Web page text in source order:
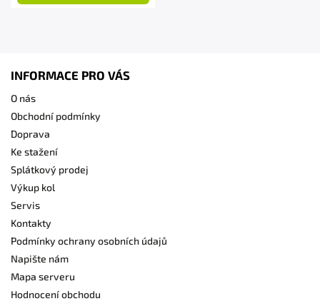
INFORMACE PRO VÁS
O nás
Obchodní podmínky
Doprava
Ke stažení
Splátkový prodej
Výkup kol
Servis
Kontakty
Podmínky ochrany osobních údajů
Napište nám
Mapa serveru
Hodnocení obchodu